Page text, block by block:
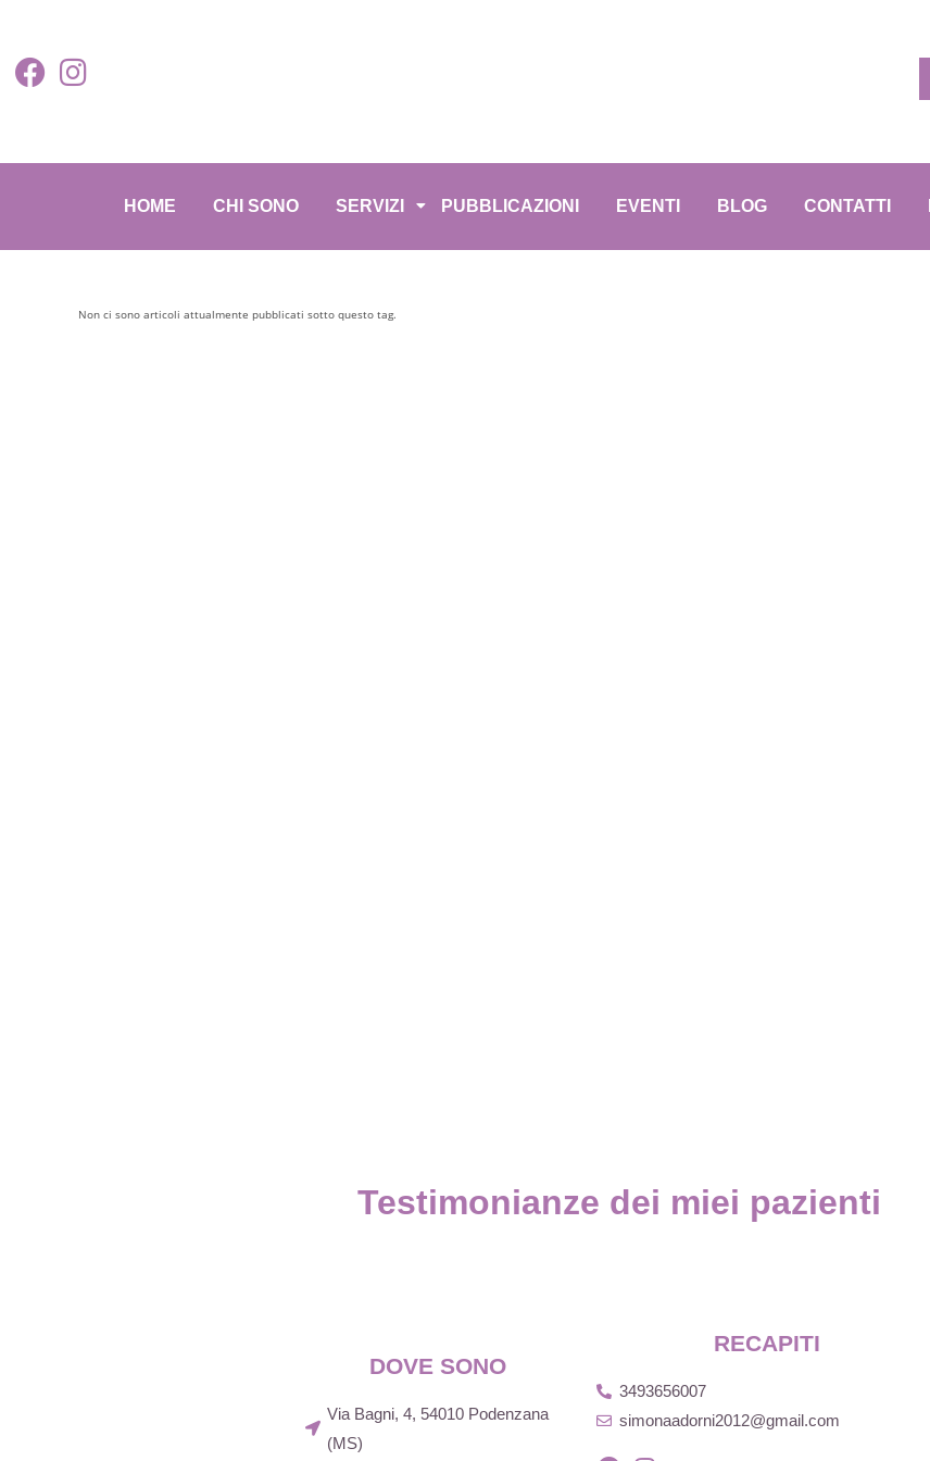
HOME CHI SONO SERVIZI PUBBLICAZIONI EVENTI BLOG CONTATTI
Non ci sono articoli attualmente pubblicati sotto questo tag.
Testimonianze dei miei pazienti
DOVE SONO
Via Bagni, 4, 54010 Podenzana
(MS)
RECAPITI
3493656007
simonaadorni2012@gmail.com